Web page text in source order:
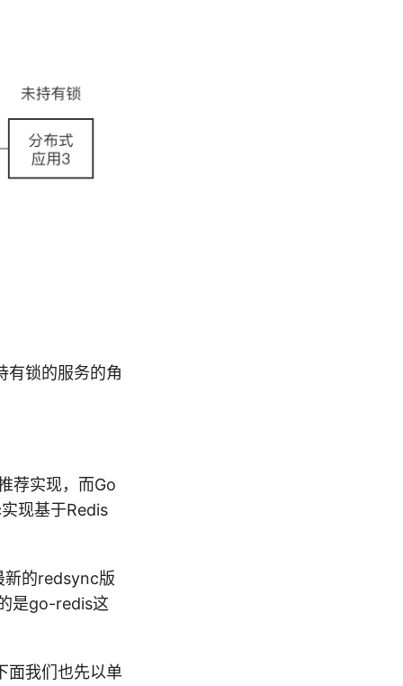
有锁的服务的角
荐实现，而Go
现基于Redis
新的redsync版
是go-redis这
面我们也先以单